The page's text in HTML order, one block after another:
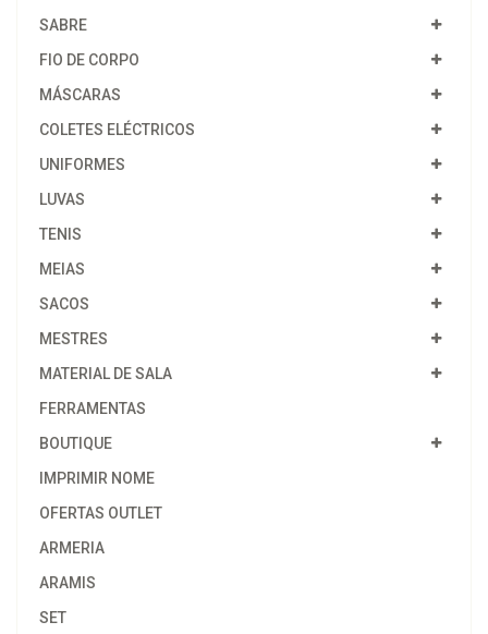
SABRE
FIO DE CORPO
MÁSCARAS
COLETES ELÉCTRICOS
UNIFORMES
LUVAS
TENIS
MEIAS
SACOS
MESTRES
MATERIAL DE SALA
FERRAMENTAS
BOUTIQUE
IMPRIMIR NOME
OFERTAS OUTLET
ARMERIA
ARAMIS
SET